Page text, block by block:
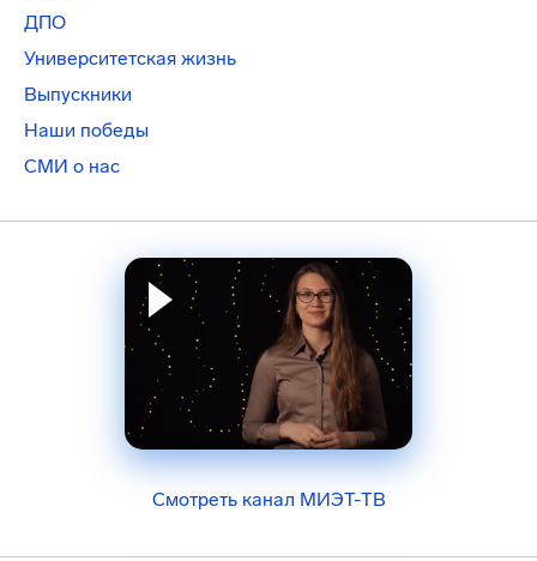
ДПО
Университетская жизнь
Выпускники
Наши победы
СМИ о нас
Смотреть канал МИЭТ-ТВ